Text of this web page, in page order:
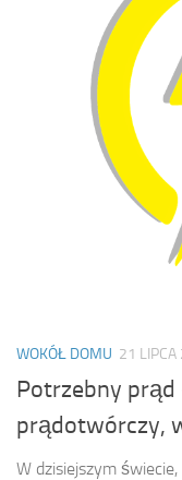
WOKÓŁ DOMU 21
Potrzebny
prądotwórczy,
W dzisiejszym